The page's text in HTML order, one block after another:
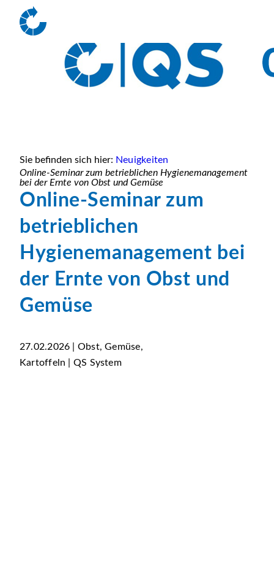
Sie befinden sich hier: Neuigkeiten
Online-Seminar zum betrieblichen Hygienemanagement
bei der Ernte von Obst und Gemüse
Online-Seminar zum
betrieblichen
Hygienemanagement bei
der Ernte von Obst und
Gemüse
27.02.2026 | Obst, Gemüse,
Kartoffeln | QS System